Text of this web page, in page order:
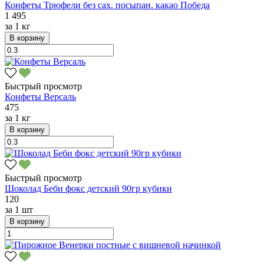
Конфеты Трюфели без сах. посыпан. какао Победа
1 495
за 1 кг
В корзину
Быстрый просмотр
Конфеты Версаль
475
за 1 кг
В корзину
Быстрый просмотр
Шоколад Беби фокс детский 90гр кубики
120
за 1 шт
В корзину